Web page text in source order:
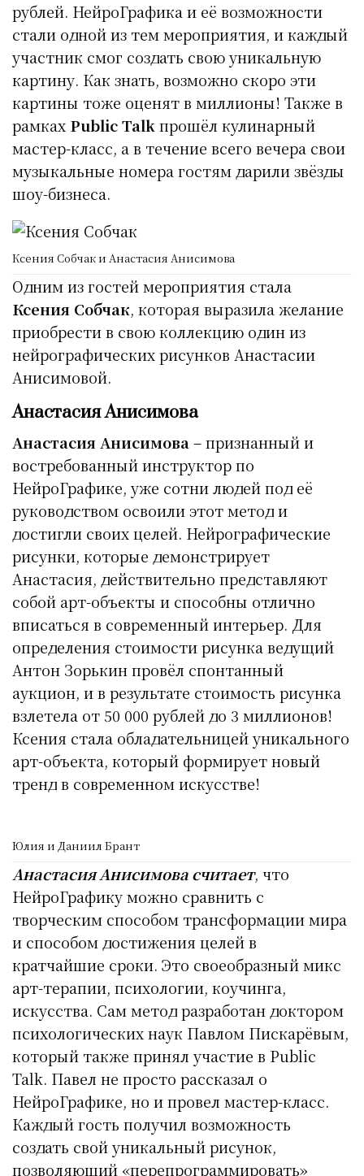
рублей. НейроГрафика и её возможности
стали одной из тем мероприятия, и каждый
участник смог создать свою уникальную
картину. Как знать, возможно скоро эти
картины тоже оценят в миллионы! Также в
рамках Public Talkпрошёл кулинарный
мастер-класс, а в течение всего вечера свои
музыкальные номера гостям дарили звёзды
шоу-бизнеса.
Ксения Собчак и Анастасия Анисимова
Одним из гостей мероприятия стала
Ксения Собчак, которая выразила желание
приобрести в свою коллекцию один из
нейрографических рисунков Анастасии
Анисимовой.
Анастасия Анисимова
Анастасия Анисимова– признанный и
востребованный инструктор по
НейроГрафике, уже сотни людей под её
руководством освоили этот метод и
достигли своих целей. Нейрографические
рисунки, которые демонстрирует
Анастасия, действительно представляют
собой арт-объекты и способны отлично
вписаться в современный интерьер. Для
определения стоимости рисунка ведущий
Антон Зорькин провёл спонтанный
аукцион, и в результате стоимость рисунка
взлетела от 50 000 рублей до 3 миллионов!
Ксения стала обладательницей уникального
арт-объекта, который формирует новый
тренд в современном искусстве!
Юлия и Даниил Брант
Анастасия Анисимова считает, что
НейроГрафику можно сравнить с
творческим способом трансформации мира
и способом достижения целей в
кратчайшие сроки. Это своеобразный микс
арт-терапии, психологии, коучинга,
искусства. Сам метод разработан доктором
психологических наук Павлом Пискарёвым,
который также принял участие в Public
Talk. Павел не просто рассказал о
НейроГрафике, но и провел мастер-класс.
Каждый гость получил возможность
создать свой уникальный рисунок,
позволяющий «перепрограммировать»